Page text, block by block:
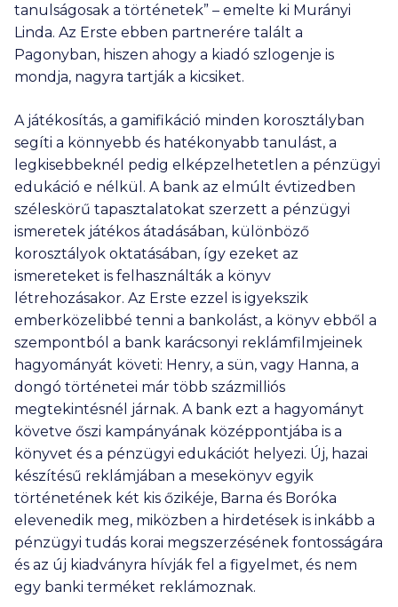
tanulságosak a történetek” – emelte ki Murányi
Linda. Az Erste ebben partnerére talált a
Pagonyban, hiszen ahogy a kiadó szlogenje is
mondja, nagyra tartják a kicsiket.
A játékosítás, a gamifikáció minden korosztályban
segíti a könnyebb és hatékonyabb tanulást, a
legkisebbeknél pedig elképzelhetetlen a pénzügyi
edukáció e nélkül. A bank az elmúlt évtizedben
széleskörű tapasztalatokat szerzett a pénzügyi
ismeretek játékos átadásában, különböző
korosztályok oktatásában, így ezeket az
ismereteket is felhasználták a könyv
létrehozásakor. Az Erste ezzel is igyekszik
emberközelibbé tenni a bankolást, a könyv ebből a
szempontból a bank karácsonyi reklámfilmjeinek
hagyományát követi: Henry, a sün, vagy Hanna, a
dongó történetei már több százmilliós
megtekintésnél járnak. A bank ezt a hagyományt
követve őszi kampányának középpontjába is a
könyvet és a pénzügyi edukációt helyezi. Új, hazai
készítésű reklámjában a mesekönyv egyik
történetének két kis őzikéje, Barna és Boróka
elevenedik meg, miközben a hirdetések is inkább a
pénzügyi tudás korai megszerzésének fontosságára
és az új kiadványra hívják fel a figyelmet, és nem
egy banki terméket reklámoznak.